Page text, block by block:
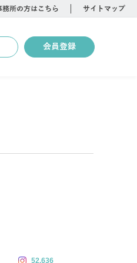
務所の方はこちら サイトマップ
会員登録
52,636